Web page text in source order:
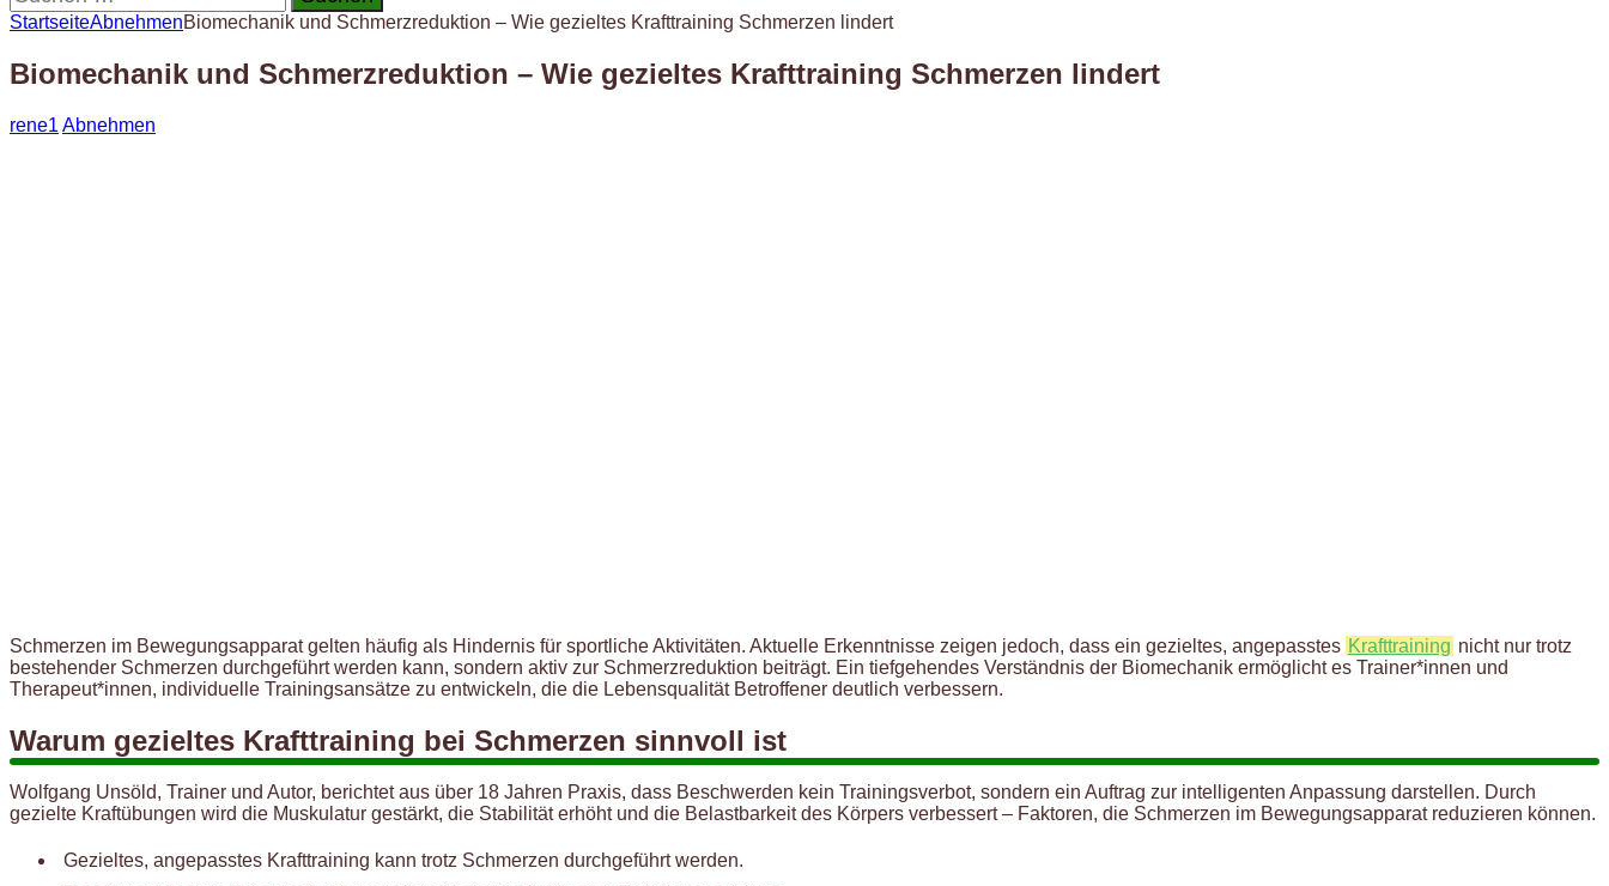
nach:
StartseiteAbnehmenBiomechanik und Schmerzreduktion – Wie gezieltes Krafttraining Schmerzen lindert
Biomechanik und Schmerzreduktion – Wie gezieltes Krafttraining Schmerzen lindert
rene1 Abnehmen
Schmerzen im Bewegungsapparat gelten häufig als Hindernis für sportliche Aktivitäten. Aktuelle Erkenntnisse zeigen jedoch, dass ein gezieltes, angepasstes Krafttraining nicht nur trotz
bestehender Schmerzen durchgeführt werden kann, sondern aktiv zur Schmerzreduktion beiträgt. Ein tiefgehendes Verständnis der Biomechanik ermöglicht es Trainer*innen und
Therapeut*innen, individuelle Trainingsansätze zu entwickeln, die die Lebensqualität Betroffener deutlich verbessern.
Warum gezieltes Krafttraining bei Schmerzen sinnvoll ist
Wolfgang Unsöld, Trainer und Autor, berichtet aus über 18 Jahren Praxis, dass Beschwerden kein Trainingsverbot, sondern ein Auftrag zur intelligenten Anpassung darstellen. Durch
gezielte Kraftübungen wird die Muskulatur gestärkt, die Stabilität erhöht und die Belastbarkeit des Körpers verbessert – Faktoren, die Schmerzen im Bewegungsapparat reduzieren können.
Gezieltes, angepasstes Krafttraining kann trotz Schmerzen durchgeführt werden.